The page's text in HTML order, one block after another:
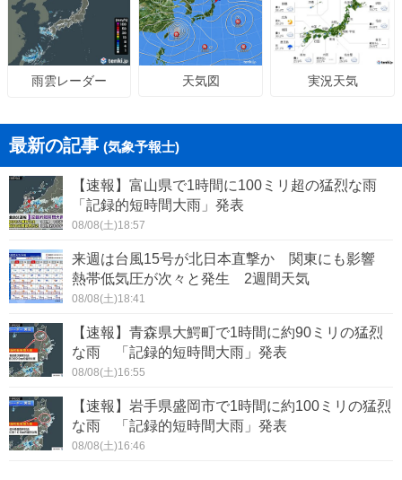
雨雲レーダー 天気図 実況天気
最新の記事 (気象予報士)
【速報】富山県で1時間に100ミリ超の猛烈な雨
「記録的短時間大雨」発表
08/08(土)18:57
来週は台風15号が北日本直撃か 関東にも影響
熱帯低気圧が次々と発生 2週間天気
08/08(土)18:41
【速報】青森県大鰐町で1時間に約90ミリの猛烈
な雨 「記録的短時間大雨」発表
08/08(土)16:55
【速報】岩手県盛岡市で1時間に約100ミリの猛烈
な雨 「記録的短時間大雨」発表
08/08(土)16:46